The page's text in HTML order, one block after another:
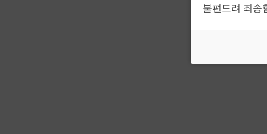
불편드려 죄송